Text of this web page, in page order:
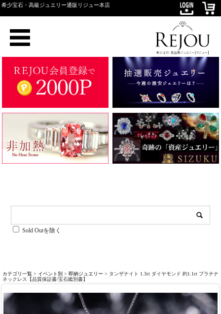
希少宝石・高級ジュエリー通販リジュー本店
Sold Outを除く
カテゴリ一覧 > イベント別 > 即納ジュエリー > タンザナイト 1.3ct ダイヤモンド 約1.1ct プラチナ
ネックレス【品質保証書/宝石鑑別書】